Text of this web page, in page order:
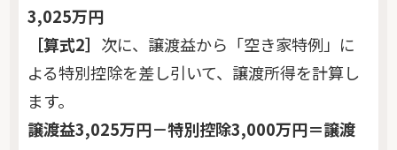
3,025万円
［算式2］ 次に、譲渡益から「空き家特例」に
よる特別控除を差し引いて、譲渡所得を計算し
ます。
譲渡益3,025万円－特別控除3,000万円＝譲渡